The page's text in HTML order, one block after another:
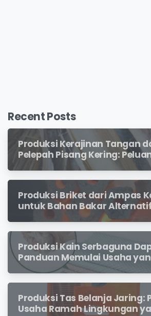
Recent Posts
Produksi Kerajinan Tangan
Pelepah Pisang Kering:
Kreatif Bernilai Jual
Produksi Briket dari Ampas
untuk Bahan Bakar
Produksi Kain Serbaguna
Panduan Memulai Usaha
Menjanjikan untuk Pebisnis
Produksi Tas Belanja Jaring:
Usaha Ramah Lingkungan